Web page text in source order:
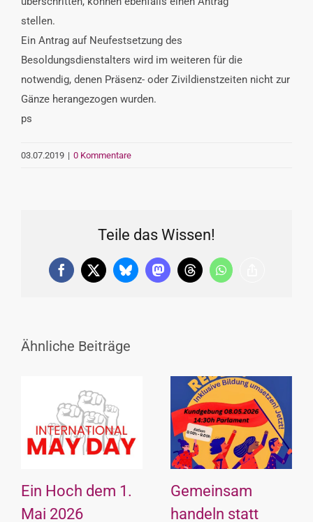
stellen.
Ein Antrag auf Neufestsetzung des
Besoldungsdienstalters wird im weiteren für die
notwendig, denen Präsenz- oder Zivildienstzeiten nicht zur
Gänze herangezogen wurden.
ps
03.07.2019 | 0 Kommentare
Teile das Wissen!
Facebook
X BlueskyMastodonThreadsWhatsApp
Ähnliche Beiträge
Ein Hoch dem 1.
Mai 2026
Gemeinsam
handeln statt